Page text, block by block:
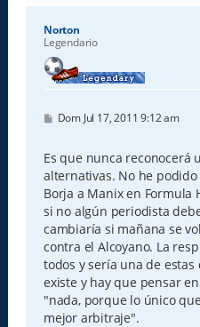
Norton
Legendario
M
s
a
j
e
Dom Jul 17, 2011 9:12 am
Es que nunca reconocerá
alternativas. No he
Borja a Manix en Formula
si no algún periodista
cambiaría si mañana se
contra el Alcoyano. La
todos y sería una de
existe y hay que pensar
"nada, porque lo único
mejor arbitraje".